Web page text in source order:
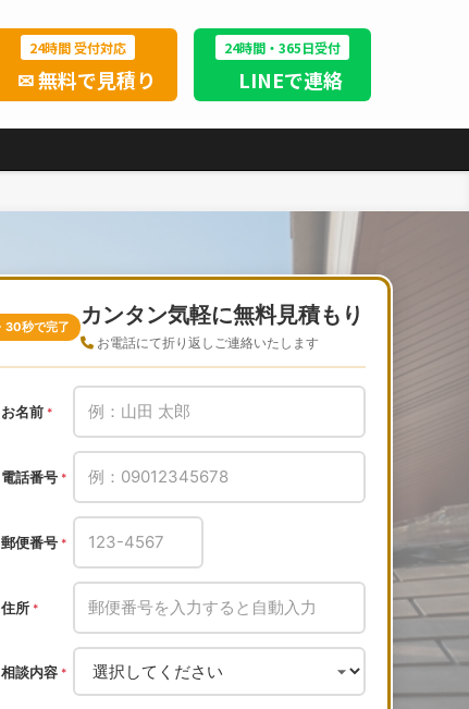
24時間 受付対応
✉ 無料で見積り
24時間・365日受付
LINEで連絡
30秒で完了 カンタン気軽に無料見積もり
お電話にて折り返しご連絡いたします
お名前 *
電話番号 *
郵便番号 *
住所 *
相談内容 *